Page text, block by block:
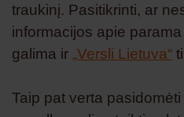
traukinį. Pasitikrinti, ar
informacijos apie
galima ir „Versli Lietuva“
Taip pat verta